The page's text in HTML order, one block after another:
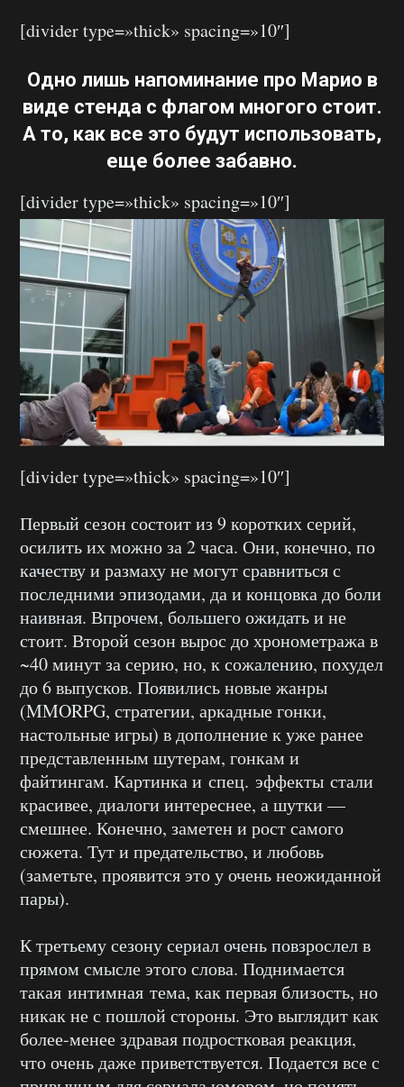
[divider type=»thick» spacing=»10″]
Одно лишь напоминание про Марио в
виде стенда с флагом многого стоит.
А то, как все это будут использовать,
еще более забавно.
[divider type=»thick» spacing=»10″]
[divider type=»thick» spacing=»10″]
Первый сезон состоит из 9 коротких серий,
осилить их можно за 2 часа. Они, конечно, по
качеству и размаху не могут сравниться с
последними эпизодами, да и концовка до боли
наивная. Впрочем, большего ожидать и не
стоит. Второй сезон вырос до хронометража в
~40 минут за серию, но, к сожалению, похудел
до 6 выпусков. Появились новые жанры
(MMORPG, стратегии, аркадные гонки,
настольные игры) в дополнение к уже ранее
представленным шутерам, гонкам и
файтингам. Картинка и спец. эффекты стали
красивее, диалоги интереснее, а шутки —
смешнее. Конечно, заметен и рост самого
сюжета. Тут и предательство, и любовь
(заметьте, проявится это у очень неожиданной
пары).
К третьему сезону сериал очень повзрослел в
прямом смысле этого слова. Поднимается
такая интимная тема, как первая близость, но
никак не с пошлой стороны. Это выглядит как
более-менее здравая подростковая реакция,
что очень даже приветствуется. Подается все с